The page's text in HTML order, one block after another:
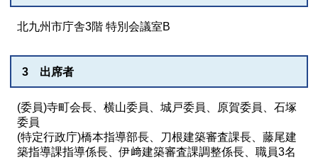
北九州市庁舎3階 特別会議室B
3 出席者
(委員)寺町会長、横山委員、城戸委員、原賀委員、石塚
委員
(特定行政庁)橋本指導部長、刀根建築審査課長、藤尾建
築指導課指導係長、伊﨑建築審査課調整係長、職員3名